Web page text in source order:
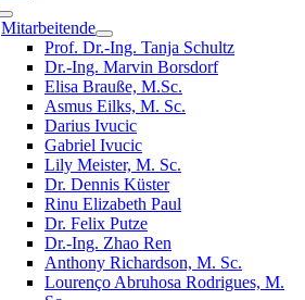
Mitarbeitende
Prof. Dr.-Ing. Tanja Schultz
Dr.-Ing. Marvin Borsdorf
Elisa Brauße, M.Sc.
Asmus Eilks, M. Sc.
Darius Ivucic
Gabriel Ivucic
Lily Meister, M. Sc.
Dr. Dennis Küster
Rinu Elizabeth Paul
Dr. Felix Putze
Dr.-Ing. Zhao Ren
Anthony Richardson, M. Sc.
Lourenço Abruhosa Rodrigues, M.